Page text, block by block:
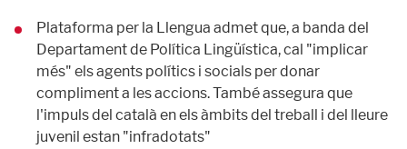
Plataforma per la Llengua admet que, a banda del
Departament de Política Lingüística, cal "implicar
més" els agents polítics i socials per donar
compliment a les accions. També assegura que
l'impuls del català en els àmbits del treball i del lleure
juvenil estan "infradotats"